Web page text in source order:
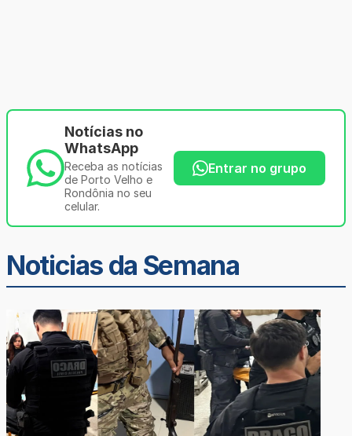
Notícias no
WhatsApp
Receba as notícias
de Porto Velho e
Rondônia no seu
celular.
Entrar no grupo
Noticias da Semana